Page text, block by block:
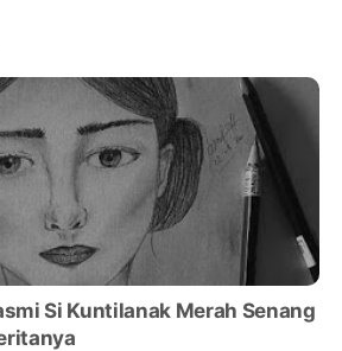
Si Kuntilanak Merah Senang